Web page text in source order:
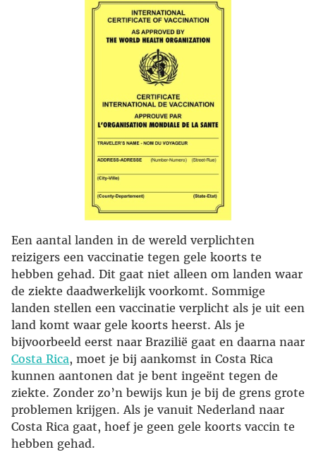
Een aantal landen in de wereld verplichten
reizigers een vaccinatie tegen gele koorts te
hebben gehad. Dit gaat niet alleen om landen waar
de ziekte daadwerkelijk voorkomt. Sommige
landen stellen een vaccinatie verplicht als je uit een
land komt waar gele koorts heerst. Als je
bijvoorbeeld eerst naar Brazilië gaat en daarna naar
Costa Rica, moet je bij aankomst in Costa Rica
kunnen aantonen dat je bent ingeënt tegen de
ziekte. Zonder zo’n bewijs kun je bij de grens grote
problemen krijgen. Als je vanuit Nederland naar
Costa Rica gaat, hoef je geen gele koorts vaccin te
hebben gehad.